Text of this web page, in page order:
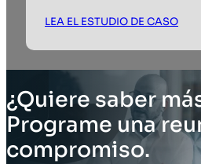
LEA EL ESTUDIO DE CASO
¿Quiere saber
Programe una
compromiso.